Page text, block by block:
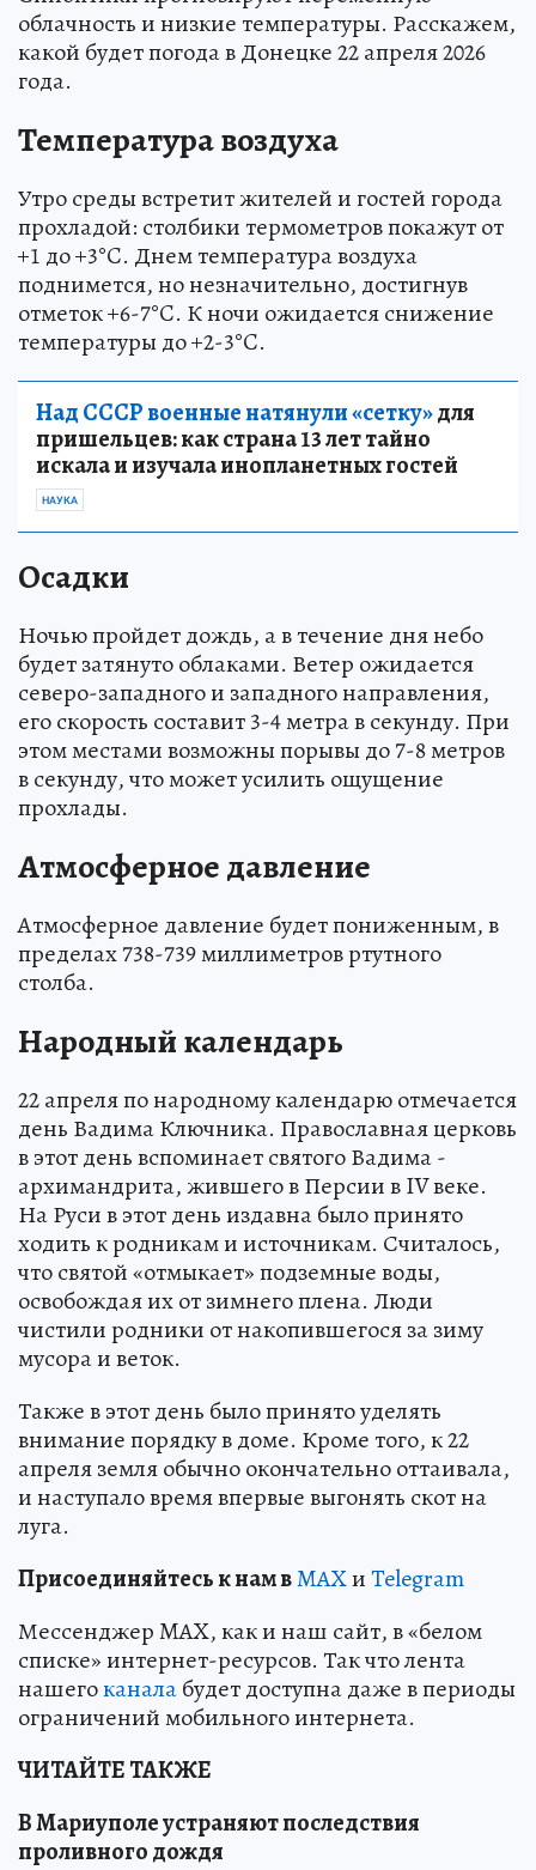
облачность и низкие температуры. Расскажем,
какой будет погода в Донецке 22 апреля 2026
года.
Температура воздуха
Утро среды встретит жителей и гостей города
прохладой: столбики термометров покажут от
+1 до +3°C. Днем температура воздуха
поднимется, но незначительно, достигнув
отметок +6-7°C. К ночи ожидается снижение
температуры до +2-3°C.
Над СССР военные натянули «сетку»для
пришельцев: как страна 13 лет тайно
искала и изучала инопланетных гостей
НАУКА
Осадки
Ночью пройдет дождь, а в течение дня небо
будет затянуто облаками. Ветер ожидается
северо-западного и западного направления,
его скорость составит 3-4 метра в секунду. При
этом местами возможны порывы до 7-8 метров
в секунду, что может усилить ощущение
прохлады.
Атмосферное давление
Атмосферное давление будет пониженным, в
пределах 738-739 миллиметров ртутного
столба.
Народный календарь
22 апреля по народному календарю отмечается
день Вадима Ключника. Православная церковь
в этот день вспоминает святого Вадима -
архимандрита, жившего в Персии в IV веке.
На Руси в этот день издавна было принято
ходить к родникам и источникам. Считалось,
что святой «отмыкает» подземные воды,
освобождая их от зимнего плена. Люди
чистили родники от накопившегося за зиму
мусора и веток.
Также в этот день было принято уделять
внимание порядку в доме. Кроме того, к 22
апреля земля обычно окончательно оттаивала,
и наступало время впервые выгонять скот на
луга.
Присоединяйтесь к нам вMAXиTelegram
Мессенджер MAX, как и наш сайт, в «белом
списке» интернет-ресурсов. Так что лента
нашегоканалабудет доступна даже в периоды
ограничений мобильного интернета.
ЧИТАЙТЕ ТАКЖЕ
В Мариуполе устраняют последствия
проливного дождя